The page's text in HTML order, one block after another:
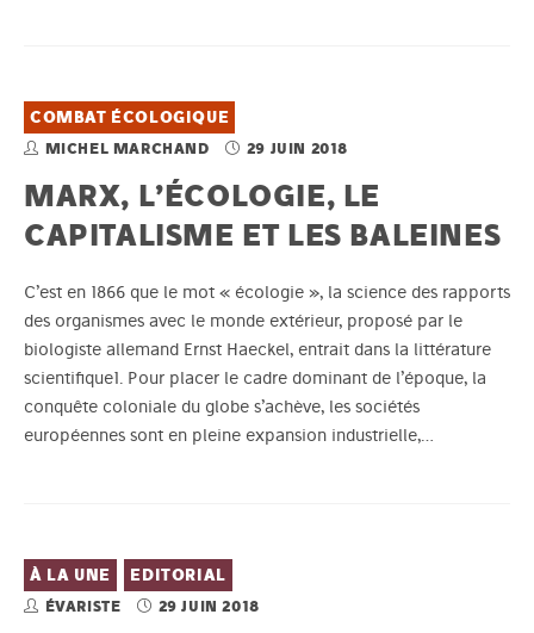
COMBAT ÉCOLOGIQUE
MICHEL MARCHAND 29 JUIN 2018
MARX, L’ÉCOLOGIE, LE
CAPITALISME ET LES BALEINES
C’est en 1866 que le mot « écologie », la science des rapports
des organismes avec le monde extérieur, proposé par le
biologiste allemand Ernst Haeckel, entrait dans la littérature
scientifique1. Pour placer le cadre dominant de l’époque, la
conquête coloniale du globe s’achève, les sociétés
européennes sont en pleine expansion industrielle,…
À LA UNE EDITORIAL
ÉVARISTE 29 JUIN 2018